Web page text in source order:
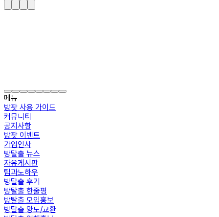
메뉴
방팟 사용 가이드
커뮤니티
공지사항
방팟 이벤트
가입인사
방탈출 뉴스
자유게시판
팁과노하우
방탈출 후기
방탈출 한줄평
방탈출 모임홍보
방탈출 양도/교환